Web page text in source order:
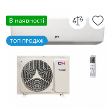
В наявності
ТОП ПРОДАЖ